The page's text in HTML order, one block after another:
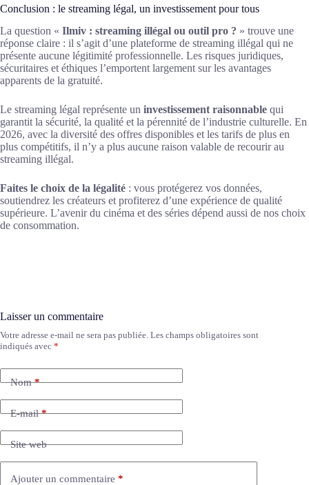
Conclusion : le streaming légal, un investissement pour tous
La question « Ilmiv : streaming illégal ou outil pro ? » trouve une
réponse claire : il s’agit d’une plateforme de streaming illégal qui ne
présente aucune légitimité professionnelle. Les risques juridiques,
sécuritaires et éthiques l’emportent largement sur les avantages
apparents de la gratuité.
Le streaming légal représente un investissement raisonnable qui
garantit la sécurité, la qualité et la pérennité de l’industrie culturelle. En
2026, avec la diversité des offres disponibles et les tarifs de plus en
plus compétitifs, il n’y a plus aucune raison valable de recourir au
streaming illégal.
Faites le choix de la légalité : vous protégerez vos données,
soutiendrez les créateurs et profiterez d’une expérience de qualité
supérieure. L’avenir du cinéma et des séries dépend aussi de nos choix
de consommation.
Laisser un commentaire
Votre adresse e-mail ne sera pas publiée. Les champs obligatoires sont
indiqués avec *
Nom*
E-mail*
Site web
Ajouter un commentaire *
A
l
r
n
a
v
e